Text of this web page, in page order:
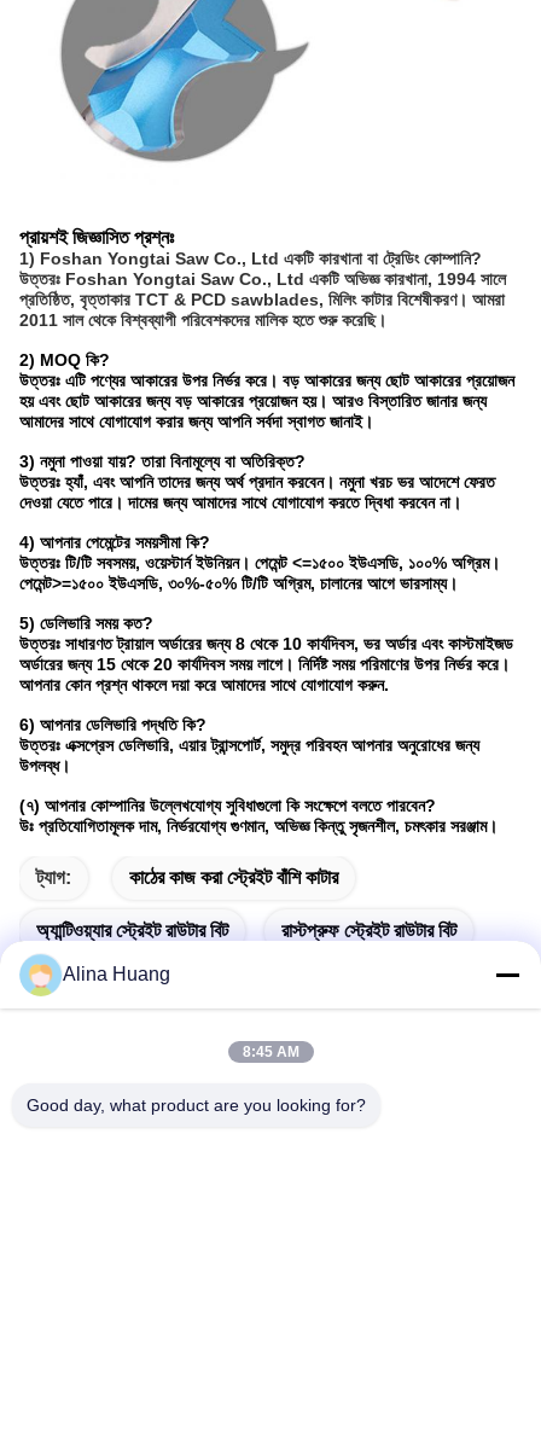
প্রায়শই জিজ্ঞাসিত প্রশ্নঃ
1) Foshan Yongtai Saw Co., Ltd একটি কারখানা বা ট্রেডিং কোম্পানি?
উত্তরঃ Foshan Yongtai Saw Co., Ltd একটি অভিজ্ঞ কারখানা, 1994 সালে
প্রতিষ্ঠিত, বৃত্তাকার TCT & PCD sawblades, মিলিং কাটার বিশেষীকরণ। আমরা
2011 সাল থেকে বিশ্বব্যাপী পরিবেশকদের মালিক হতে শুরু করেছি।
2) MOQ কি?
উত্তরঃ এটি পণ্যের আকারের উপর নির্ভর করে। বড় আকারের জন্য ছোট আকারের প্রয়োজন
হয় এবং ছোট আকারের জন্য বড় আকারের প্রয়োজন হয়। আরও বিস্তারিত জানার জন্য
আমাদের সাথে যোগাযোগ করার জন্য আপনি সর্বদা স্বাগত জানাই।
3) নমুনা পাওয়া যায়? তারা বিনামূল্যে বা অতিরিক্ত?
উত্তরঃ হ্যাঁ, এবং আপনি তাদের জন্য অর্থ প্রদান করবেন। নমুনা খরচ ভর আদেশে ফেরত
দেওয়া যেতে পারে। দামের জন্য আমাদের সাথে যোগাযোগ করতে দ্বিধা করবেন না।
4) আপনার পেমেন্টের সময়সীমা কি?
উত্তরঃ টি/টি সবসময়, ওয়েস্টার্ন ইউনিয়ন। পেমেন্ট <=১৫০০ ইউএসডি, ১০০% অগ্রিম।
পেমেন্ট>=১৫০০ ইউএসডি, ৩০%-৫০% টি/টি অগ্রিম, চালানের আগে ভারসাম্য।
5) ডেলিভারি সময় কত?
উত্তরঃ সাধারণত ট্রায়াল অর্ডারের জন্য 8 থেকে 10 কার্যদিবস, ভর অর্ডার এবং কাস্টমাইজড
অর্ডারের জন্য 15 থেকে 20 কার্যদিবস সময় লাগে। নির্দিষ্ট সময় পরিমাণের উপর নির্ভর করে।
আপনার কোন প্রশ্ন থাকলে দয়া করে আমাদের সাথে যোগাযোগ করুন.
6) আপনার ডেলিভারি পদ্ধতি কি?
উত্তরঃ এক্সপ্রেস ডেলিভারি, এয়ার ট্রান্সপোর্ট, সমুদ্র পরিবহন আপনার অনুরোধের জন্য
উপলব্ধ।
(৭) আপনার কোম্পানির উল্লেখযোগ্য সুবিধাগুলো কি সংক্ষেপে বলতে পারবেন?
উঃ প্রতিযোগিতামূলক দাম, নির্ভরযোগ্য গুণমান, অভিজ্ঞ কিন্তু সৃজনশীল, চমৎকার সরঞ্জাম।
ট্যাগ: কাঠের কাজ করা স্ট্রেইট বাঁশি কাটার
অ্যান্টিওয়্যার স্ট্রেইট রাউটার বিট রাস্টপ্রুফ স্ট্রেইট রাউটার বিট
Alina Huang
8:45 AM
Good day, what product are you looking for?